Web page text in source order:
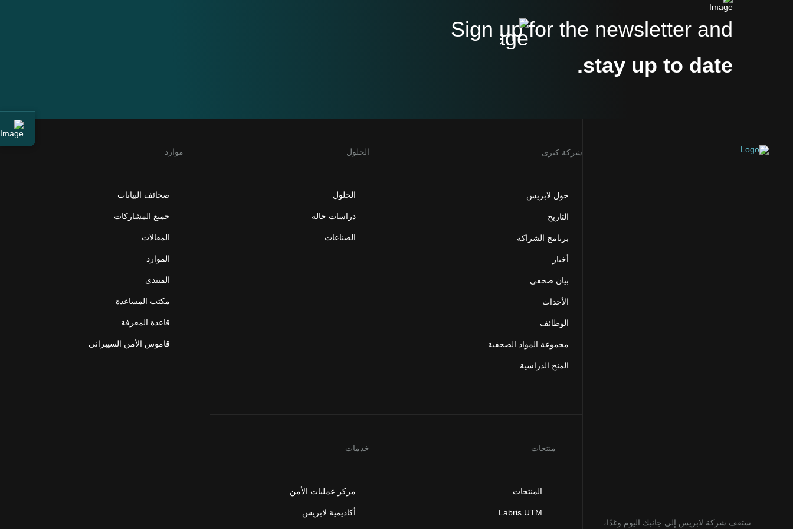
Sign upfor the newsletter and
stay up to date.
شركة كبرى
حول لابريس
التاريخ
برنامج الشراكة
أخبار
بيان صحفي
الأحداث
الوظائف
مجموعة المواد الصحفية
المنح الدراسية
الحلول
الحلول
دراسات حالة
الصناعات
موارد
صحائف البيانات
جميع المشاركات
المقالات
الموارد
المنتدى
مكتب المساعدة
قاعدة المعرفة
قاموس الأمن السيبراني
ستقف شركة لابريس إلى جانبك اليوم وغدًا،
منتجات
المنتجات
Labris UTM
خدمات
مركز عمليات الأمن
أكاديمية لابريس